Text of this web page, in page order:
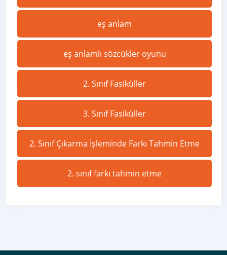
eş anlam
eş anlamlı sözcükler oyunu
2. Sınıf Fasiküller
3. Sınıf Fasiküller
2. Sınıf Çıkarma İşleminde Farkı Tahmin Etme
2. sınıf farkı tahmin etme